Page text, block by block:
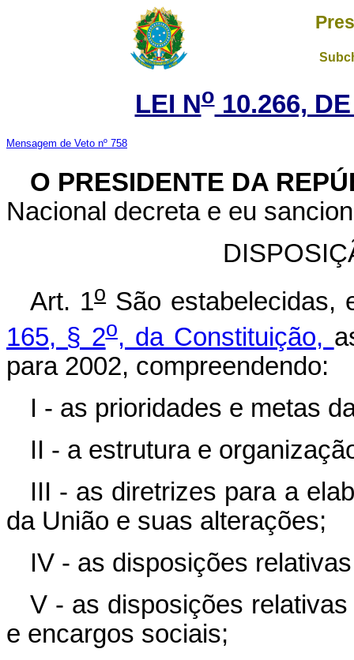
LEI No10.266,
Mensagem de Veto nº 758
O PRESIDENTE DA
Nacional decreta e eu
Art. 1oSão estabelecidas,
165, § 2o, da Constituição,
para 2002, compreendendo:
I - as prioridades e metas
II - a estrutura e
III - as diretrizes para a
da União e suas alterações;
IV - as disposições
V - as disposições
e encargos sociais;